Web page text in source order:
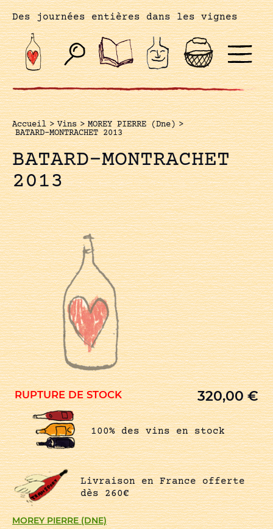
Des journées entières dans les vignes
Accueil > Vins > MOREY PIERRE (Dne) >
BATARD-MONTRACHET 2013
BATARD-MONTRACHET
2013
MOREY PIERRE (DNE)
RUPTURE DE STOCK 320,00€
100% des vins en stock
Livraison en France offerte
dès 260€